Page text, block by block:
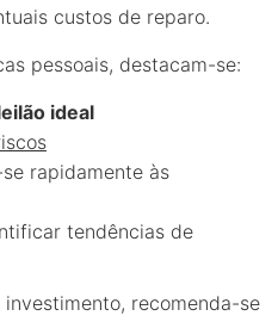
custos de reparo.
pessoais, destacam-se:
ideal
rapidamente às
tendências de
recomenda-se